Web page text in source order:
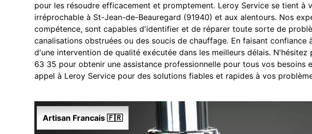
pour les résoudre efficacement et promptement. Leroy Service se tient
irréprochable à St-Jean-de-Beauregard (91940) et aux alentours. Nos
compétence, sont capables d'identifier et de réparer toute sorte de
canalisations obstruées ou des soucis de chauffage. En faisant confiance
d'une intervention de qualité exécutée dans les meilleurs délais.
63 35 pour obtenir une assistance professionnelle pour tous vos besoins
appel à Leroy Service pour des solutions fiables et rapides à vos
Artisan Francais 🇫🇷